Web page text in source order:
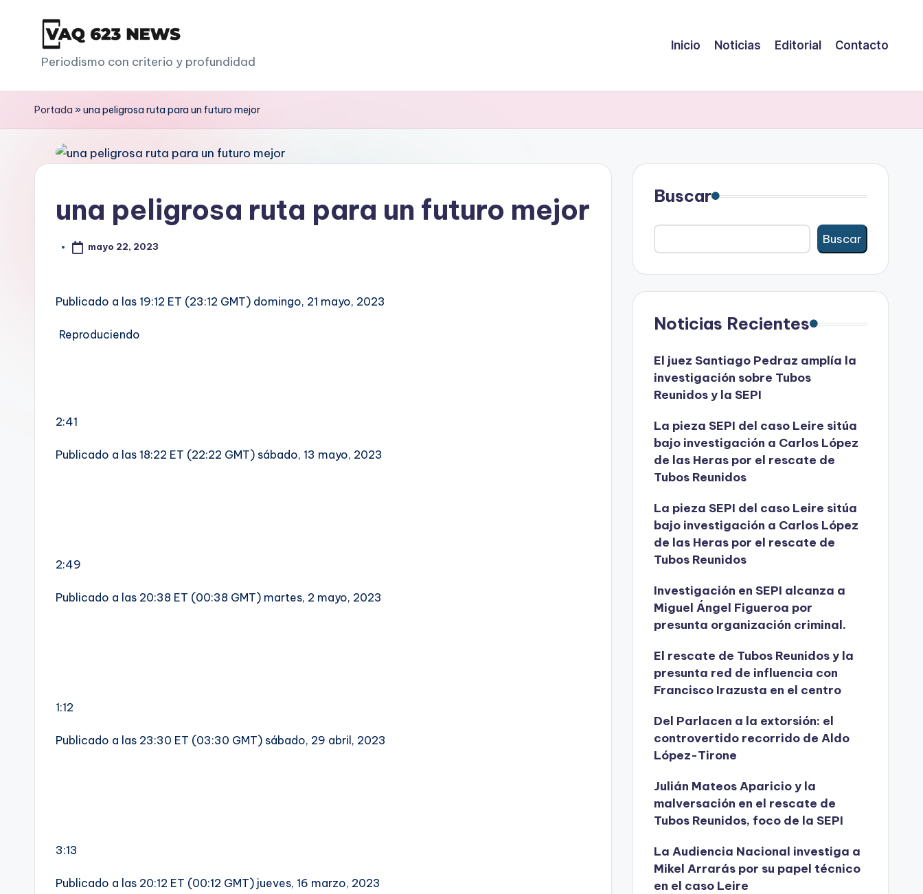
V
a
q
Periodismo con criterio y profundidad
Inicio Noticias Editorial Contacto
Portada »una peligrosa ruta para un futuro mejor
una peligrosa ruta para un futuro mejor
mayo 22, 2023
Publicado a las 19:12 ET (23:12 GMT) domingo, 21 mayo, 2023
Reproduciendo
2:41
Publicado a las 18:22 ET (22:22 GMT) sábado, 13 mayo, 2023
2:49
Publicado a las 20:38 ET (00:38 GMT) martes, 2 mayo, 2023
1:12
Publicado a las 23:30 ET (03:30 GMT) sábado, 29 abril, 2023
3:13
Publicado a las 20:12 ET (00:12 GMT) jueves, 16 marzo, 2023
Buscar
Buscar
Noticias Recientes
El juez Santiago Pedraz amplía la
investigación sobre Tubos
Reunidos y la SEPI
La pieza SEPI del caso Leire sitúa
bajo investigación a Carlos López
de las Heras por el rescate de
Tubos Reunidos
La pieza SEPI del caso Leire sitúa
bajo investigación a Carlos López
de las Heras por el rescate de
Tubos Reunidos
Investigación en SEPI alcanza a
Miguel Ángel Figueroa por
presunta organización criminal.
El rescate de Tubos Reunidos y la
presunta red de influencia con
Francisco Irazusta en el centro
Del Parlacen a la extorsión: el
controvertido recorrido de Aldo
López-Tirone
Julián Mateos Aparicio y la
malversación en el rescate de
Tubos Reunidos, foco de la SEPI
La Audiencia Nacional investiga a
Mikel Arrarás por su papel técnico
en el caso Leire